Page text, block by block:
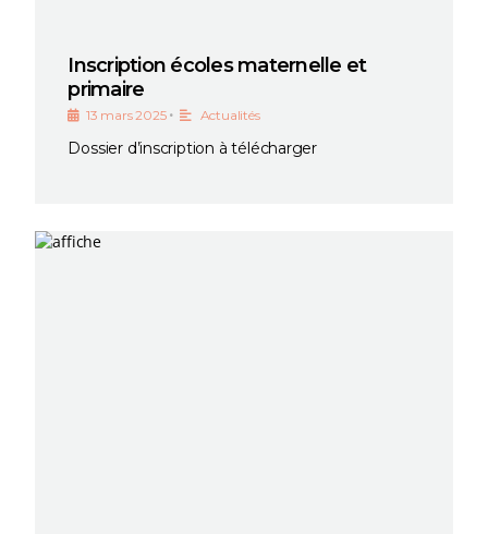
Inscription écoles maternelle et
primaire
13 mars 2025 • Actualités
Dossier d’inscription à télécharger